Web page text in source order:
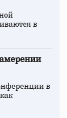
в
в